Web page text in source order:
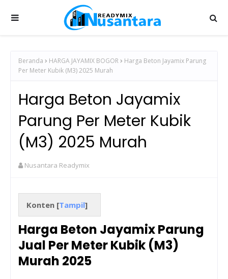
Beranda HARGA JAYAMIX BOGOR
Harga Beton Jayamix Parung
Per Meter Kubik (M3) 2025 Murah
Harga Beton Jayamix
Parung Per Meter Kubik
(M3) 2025 Murah
Nusantara Readymix
Konten [Tampil]
Harga Beton Jayamix Parung
Jual Per Meter Kubik (M3)
Murah 2025